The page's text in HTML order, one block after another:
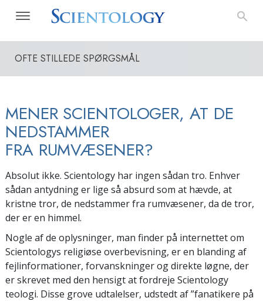
OFTE STILLEDE SPØRGSMÅL
MENER SCIENTOLOGER, AT DE
NEDSTAMMER
FRA RUMVÆSENER?
Absolut ikke. Scientology har ingen sådan tro. Enhver
sådan antydning er lige så absurd som at hævde, at
kristne tror, de nedstammer fra rumvæsener, da de tror,
der er en himmel.
Nogle af de oplysninger, man finder på internettet om
Scientologys religiøse overbevisning, er en blanding af
fejlinformationer, forvanskninger og direkte løgne, der
er skrevet med den hensigt at fordreje Scientology
teologi. Disse grove udtalelser, udstedt af ”fanatikere på